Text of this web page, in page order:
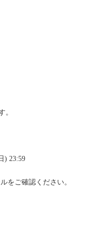
。
) 23:59
をご確認ください。